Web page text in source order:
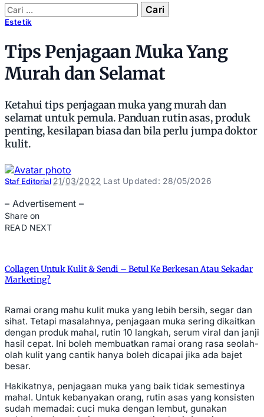
Cari:
Estetik
Tips Penjagaan Muka Yang
Murah dan Selamat
Ketahui tips penjagaan muka yang murah dan
selamat untuk pemula. Panduan rutin asas, produk
penting, kesilapan biasa dan bila perlu jumpa doktor
kulit.
Posted
Staf Editorial 21/03/2022 Last Updated: 28/05/2026
– Advertisement –
Share on
READ NEXT
Collagen Untuk Kulit & Sendi – Betul Ke Berkesan Atau Sekadar
Marketing?
Ramai orang mahu kulit muka yang lebih bersih, segar dan
sihat. Tetapi masalahnya, penjagaan muka sering dikaitkan
dengan produk mahal, rutin 10 langkah, serum viral dan janji
hasil cepat. Ini boleh membuatkan ramai orang rasa seolah-
olah kulit yang cantik hanya boleh dicapai jika ada bajet
besar.
Hakikatnya, penjagaan muka yang baik tidak semestinya
mahal. Untuk kebanyakan orang, rutin asas yang konsisten
sudah memadai: cuci muka dengan lembut, gunakan